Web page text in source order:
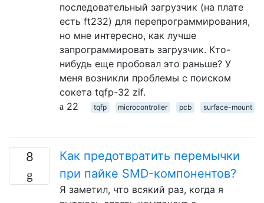
последовательный загрузчик (на плате
есть ft232) для перепрограммирования,
но мне интересно, как лучше
запрограммировать загрузчик. Кто-
нибудь еще пробовал это раньше? У
меня возникли проблемы с поиском
сокета tqfp-32 zif.
22
tqfp microcontroller pcb surface-mount
8
Как предотвратить перемычки
при пайке SMD-компонентов?
Я заметил, что всякий раз, когда я